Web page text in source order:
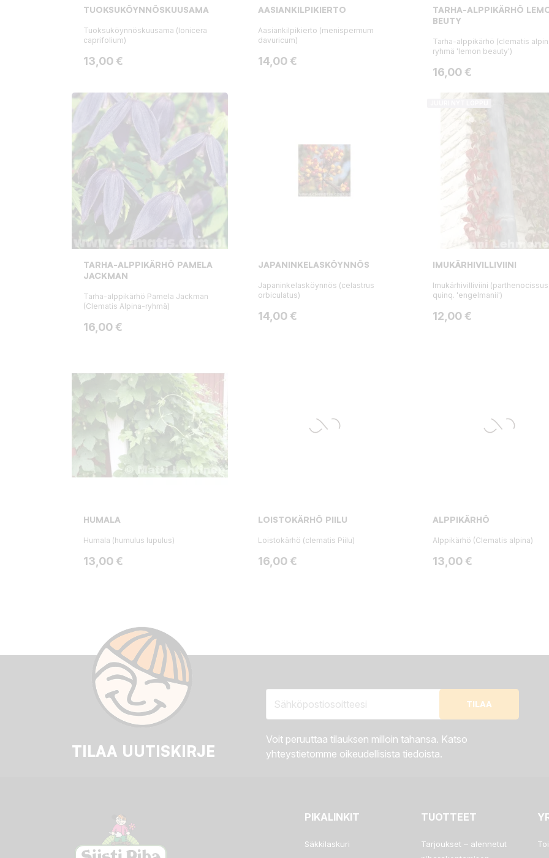
TUOKSUKÖYNNÖSKUUSAMA
Tuoksuköynnöskuusama (lonicera
caprifolium)
Hinta
13,00 €
AASIANKILPIKIERTO
Aasiankilpikierto (menispermum
davuricum)
Hinta
14,00 €
TARHA-ALPPIKÄRHÖ
BEUTY
Tarha-alppikärhö (clematis
ryhmä 'lemon beauty')
Hinta
16,00 €
TARHA-ALPPIKÄRHÖ PAMELA
JACKMAN
Tarha-alppikärhö Pamela Jackman
(Clematis Alpina-ryhmä)
Hinta
16,00 €
JAPANINKELASKÖYNNÖS
Japaninkelasköynnös (celastrus
orbiculatus)
Hinta
14,00 €
IMUKÄRHIVILLIVIINI
Imukärhivilliviini (parthenocissus
quinq. 'engelmanii')
Hinta
12,00 €
HUMALA
Humala (humulus lupulus)
Hinta
13,00 €
LOISTOKÄRHÖ PIILU
Loistokärhö (clematis Piilu)
Hinta
16,00 €
ALPPIKÄRHÖ
Alppikärhö (Clematis alpina)
Hinta
13,00 €
TILAA UUTISKIRJE
Voit peruuttaa tilauksen milloin tahansa. Katso
yhteystietomme oikeudellisista tiedoista.
PIKALINKIT
Säkkilaskuri
TUOTTEET
Tarjoukset – alennetut